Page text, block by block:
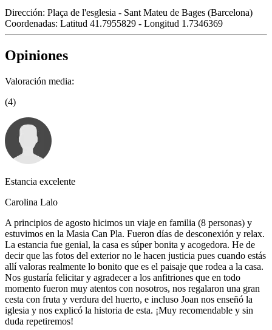
Dirección: Plaça de l'esglesia - Sant Mateu de Bages (Barcelona)
Coordenadas: Latitud 41.7955829 - Longitud 1.7346369
Opiniones
Valoración media:
(4)
Estancia excelente
Carolina Lalo
A principios de agosto hicimos un viaje en familia (8 personas) y
estuvimos en la Masia Can Pla. Fueron días de desconexión y relax.
La estancia fue genial, la casa es súper bonita y acogedora. He de
decir que las fotos del exterior no le hacen justicia pues cuando estás
allí valoras realmente lo bonito que es el paisaje que rodea a la casa.
Nos gustaría felicitar y agradecer a los anfitriones que en todo
momento fueron muy atentos con nosotros, nos regalaron una gran
cesta con fruta y verdura del huerto, e incluso Joan nos enseñó la
iglesia y nos explicó la historia de esta. ¡Muy recomendable y sin
duda repetiremos!